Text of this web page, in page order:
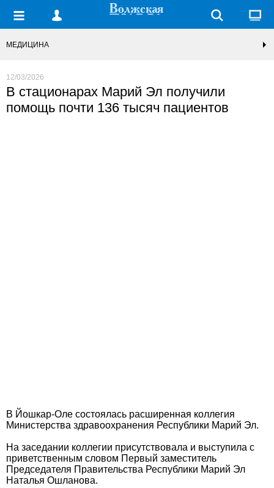
МЕДИЦИНА
12/03/2026
В стационарах Марий Эл получили
помощь почти 136 тысяч пациентов
В Йошкар-Оле состоялась расширенная коллегия
Министерства здравоохранения Республики Марий Эл.
На заседании коллегии присутствовала и выступила с
приветственным словом Первый заместитель
Председателя Правительства Республики Марий Эл
Наталья Ошланова.